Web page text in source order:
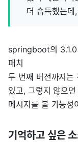
더 습득했는데
springboot의
패치
두 번째 버전까지는
있고, 그렇지 않으
메시지를 볼 가능성
기억하고 싶은